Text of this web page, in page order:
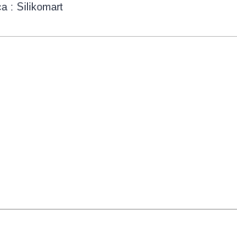
: Silikomart